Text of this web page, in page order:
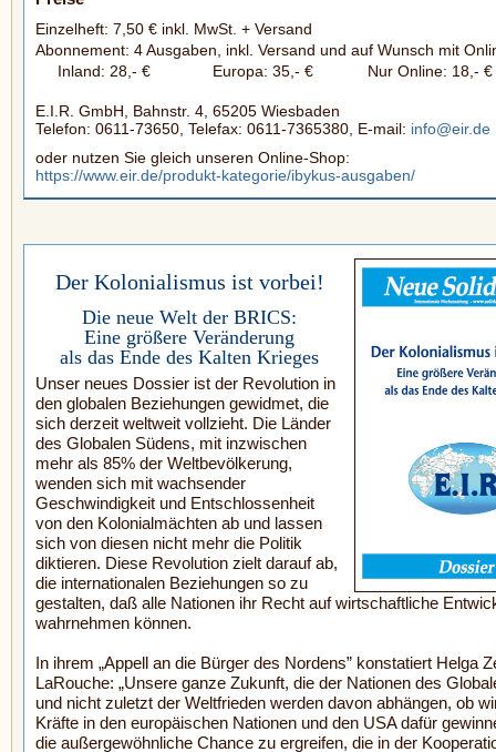
Einzelheft: 7,50 € inkl. MwSt. + Versand
Abonnement: 4 Ausgaben, inkl. Versand und auf Wunsch mit
Inland: 28,- €
Europa: 35,- € Nur Online: 18,- €
E.I.R. GmbH, Bahnstr. 4, 65205 Wiesbaden
Telefon: 0611-73650, Telefax: 0611-7365380, E-mail: info@eir.de
oder nutzen Sie gleich unseren Online-Shop:
https://www.eir.de/produkt-kategorie/ibykus-ausgaben/
Der Kolonialismus ist vorbei!
Die neue Welt der BRICS:
Eine größere Veränderung
als das Ende des Kalten Krieges
Unser neues Dossier ist der Revolution in
den globalen Beziehungen gewidmet, die
sich derzeit weltweit vollzieht. Die Länder
des Globalen Südens, mit inzwischen
mehr als 85% der Weltbevölkerung,
wenden sich mit wachsender
Geschwindigkeit und Entschlossenheit
von den Kolonialmächten ab und lassen
sich von diesen nicht mehr die Politik
diktieren. Diese Revolution zielt darauf ab,
die internationalen Beziehungen so zu
gestalten, daß alle Nationen ihr Recht auf wirtschaftliche
wahrnehmen können.
In ihrem „Appell an die Bürger des Nordens” konstatiert Helga
LaRouche: „Unsere ganze Zukunft, die der Nationen des
und nicht zuletzt der Weltfrieden werden davon abhängen, ob
Kräfte in den europäischen Nationen und den USA dafür
die außergewöhnliche Chance zu ergreifen, die in der